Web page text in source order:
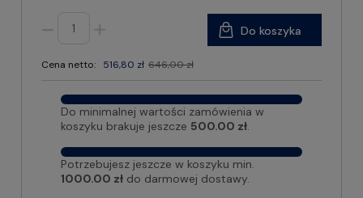
Cena netto: 516,80 zł 646,00 zł
Do koszyka
Do minimalnej wartości zamówienia w
koszyku brakuje jeszcze 500.00 zł.
Potrzebujesz jeszcze w koszyku min.
1000.00 zł do darmowej dostawy.